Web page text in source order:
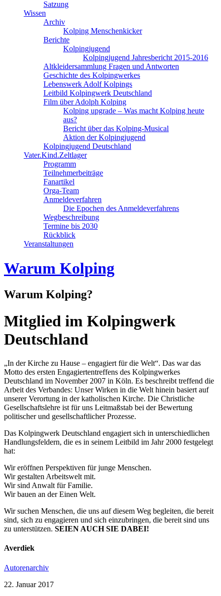
Satzung
Wissen
Archiv
Kolping Menschenkicker
Berichte
Kolpingjugend
Kolpingjugend Jahresbericht 2015-2016
Altkleidersammlung Fragen und Antworten
Geschichte des Kolpingwerkes
Lebenswerk Adolf Kolpings
Leitbild Kolpingwerk Deutschland
Film über Adolph Kolping
Kolping upgrade – Was macht Kolping heute
aus?
Bericht über das Kolping-Musical
Aktion der Kolpingjugend
Kolpingjugend Deutschland
Vater.Kind.Zeltlager
Programm
Teilnehmerbeiträge
Fanartikel
Orga-Team
Anmeldeverfahren
Die Epochen des Anmeldeverfahrens
Wegbeschreibung
Termine bis 2030
Rückblick
Veranstaltungen
Warum Kolping
Warum Kolping?
Mitglied im Kolpingwerk
Deutschland
„In der Kirche zu Hause – engagiert für die Welt“. Das war das
Motto des ersten Engagiertentreffens des Kolpingwerkes
Deutschland im November 2007 in Köln. Es beschreibt treffend die
Arbeit des Verbandes: Unser Wirken in die Welt hinein basiert auf
unserer Verortung in der katholischen Kirche. Die Christliche
Gesellschaftslehre ist für uns Leitmaßstab bei der Bewertung
politischer und gesellschaftlicher Prozesse.
Das Kolpingwerk Deutschland engagiert sich in unterschiedlichen
Handlungsfeldern, die es in seinem Leitbild im Jahr 2000 festgelegt
hat:
Wir eröffnen Perspektiven für junge Menschen.
Wir gestalten Arbeitswelt mit.
Wir sind Anwalt für Familie.
Wir bauen an der Einen Welt.
Wir suchen Menschen, die uns auf diesem Weg begleiten, die bereit
sind, sich zu engagieren und sich einzubringen, die bereit sind uns
zu unterstützen. SEIEN AUCH SIE DABEI!
Averdiek
Autorenarchiv
22. Januar 2017